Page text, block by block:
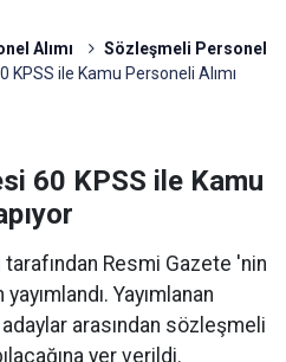
Alımı
Sözleşmeli Personel
KPSS ile Kamu Personeli Alımı
60 KPSS ile Kamu
Resmi Gazete 'nin
Yayımlanan
arasından sözleşmeli
yer verildi.